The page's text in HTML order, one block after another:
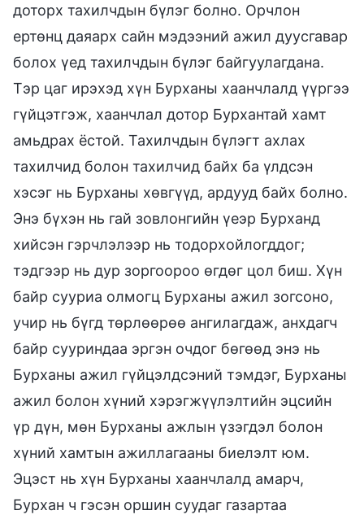
доторх тахилчдын бүлэг болно. Орчлон
ертөнц даяарх сайн мэдээний ажил дуусгавар
болох үед тахилчдын бүлэг байгуулагдана.
Тэр цаг ирэхэд хүн Бурханы хаанчлалд үүргээ
гүйцэтгэж, хаанчлал дотор Бурхантай хамт
амьдрах ёстой. Тахилчдын бүлэгт ахлах
тахилчид болон тахилчид байх ба үлдсэн
хэсэг нь Бурханы хөвгүүд, ардууд байх болно.
Энэ бүхэн нь гай зовлонгийн үеэр Бурханд
хийсэн гэрчлэлээр нь тодорхойлогддог;
тэдгээр нь дур зоргоороо өгдөг цол биш. Хүн
байр сууриа олмогц Бурханы ажил зогсоно,
учир нь бүгд төрлөөрөө ангилагдаж, анхдагч
байр сууриндаа эргэн очдог бөгөөд энэ нь
Бурханы ажил гүйцэлдсэний тэмдэг, Бурханы
ажил болон хүний хэрэгжүүлэлтийн эцсийн
үр дүн, мөн Бурханы ажлын үзэгдэл болон
хүний хамтын ажиллагааны биелэлт юм.
Эцэст нь хүн Бурханы хаанчлалд амарч,
Бурхан ч гэсэн оршин суудаг газартаа